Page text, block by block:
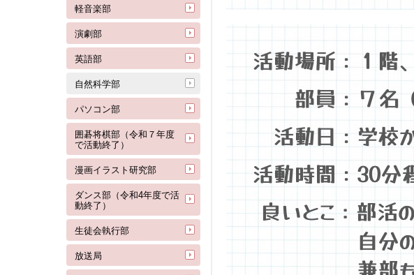
軽音楽部
演劇部
英語部
自然科学部
パソコン部
囲碁将棋部（令和７年度
で活動終了）
漫画イラスト研究部
ダンス部（令和4年度で活
動終了）
生徒会執行部
放送局